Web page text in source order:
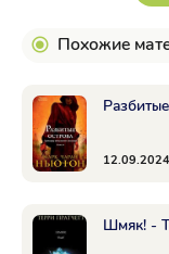
Похожие
Шмяк! -